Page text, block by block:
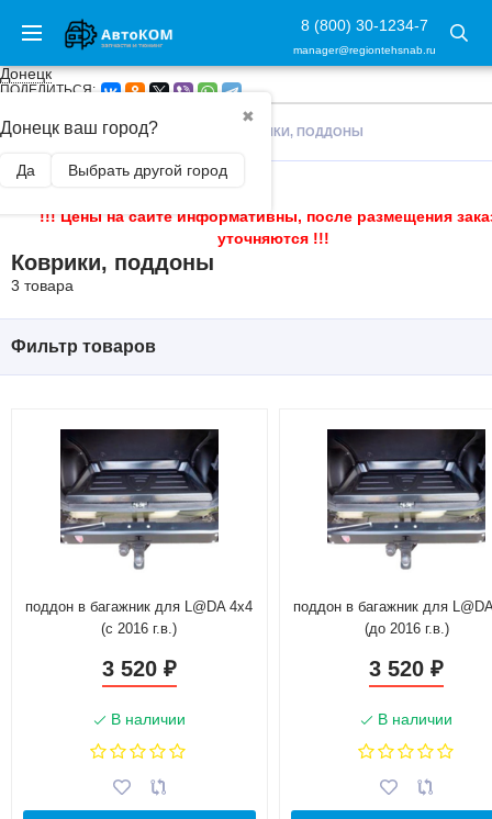
8 (800) 30-1234-7
manager@regiontehsnab.ru
Донецк
✖
Донецк ваш город?
Да Выбрать другой город
ПОДЕЛИТЬСЯ:
ГЛАВНАЯ / ТЮНИНГ САЛОНА КОВРИКИ, ПОДДОНЫ
!!! Цены на сайте информативны, после размещения
уточняются !!!
Коврики, поддоны
3 товара
Фильтр товаров
поддон в багажник для L@DA 4x4
(с 2016 г.в.)
3 520 ₽
В наличии
поддон в багажник для
(до 2016 г.в.)
3 520₽
В наличии